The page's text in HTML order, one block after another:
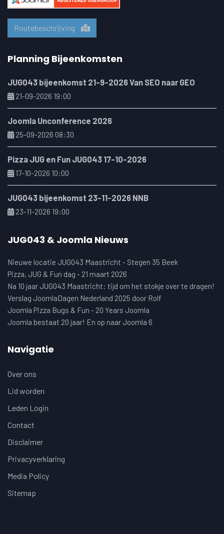
Routebeschrijving
Planning Bijeenkomsten
JUG043 bijeenkomst 21-9-2026 Van SEO naar GEO
21-09-2026 19:00
Joomla Unconference 2026
25-09-2026 08:30
Pizza JUG en Fun JUG043 17-10-2026
17-10-2026 10:00
JUG043 bijeenkomst 23-11-2026 NNB
23-11-2026 19:00
JUG043 & Joomla Nieuws
Nieuwe locatie JUG043 Maastricht - Stegen 35 Beek
Pizza, JUG & Fun dag - 21 maart 2026
Na 10 jaar JUG043 Maastricht: tijd om het stokje over te dragen!
Verslag JoomlaDagen Nederland 2025 door Rolf
Joomla Pizza Bugs & Fun - 20 Years Joomla
Joomla bestaat 20 jaar! En op naar Joomla 6
Navigatie
Over ons
Lid worden
Leden Login
Contact
Disclaimer
Privacyverklaring
Media Policy
Sitemap